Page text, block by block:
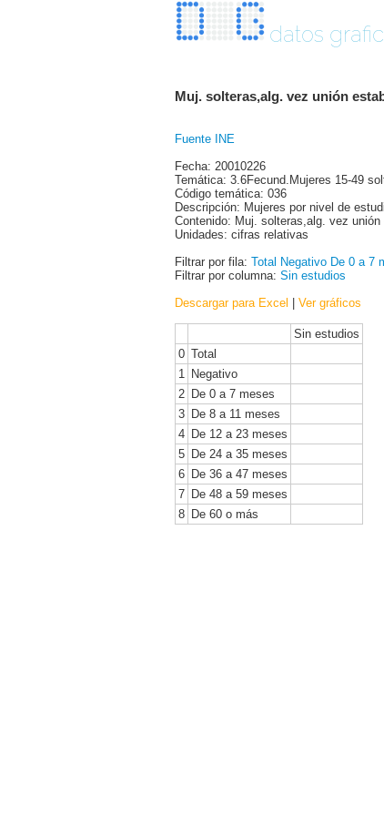
datos
Muj. solteras,alg. vez unión
Fuente INE
Fecha: 20010226
Temática: 3.6Fecund.Mujeres 15-49
Código temática: 036
Descripción: Mujeres por nivel de
Contenido: Muj. solteras,alg. vez
Unidades: cifras relativas
Filtrar por fila: Total Negativo De 0 a 7
Filtrar por columna: Sin estudios
Descargar para Excel | Ver gráficos
Sin estudios
0 Total
1
Negativo
2 De 0 a 7 meses
3 De 8 a 11 meses
4 De 12 a 23 meses
5 De 24 a 35 meses
6 De 36 a 47 meses
7 De 48 a 59 meses
8 De 60 o más